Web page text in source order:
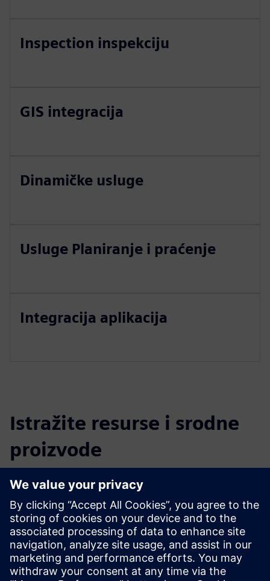
Inspection inspekciju
GIS integracija
Dinamičke usluge
Usluge Planiranje i praćenje
Integracija aplikacija
Istražite resurse i srodne
proizvode
Dodatne informacije i resursi
warios|cmms - detalji o proizvodu
Warrios
Preduvjeti